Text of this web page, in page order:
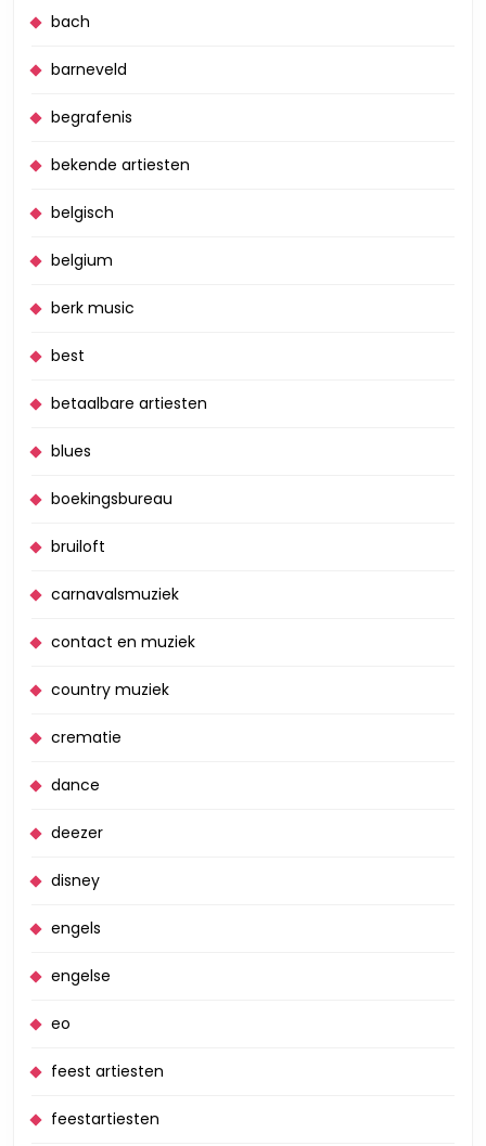
bach
barneveld
begrafenis
bekende artiesten
belgisch
belgium
berk music
best
betaalbare artiesten
blues
boekingsbureau
bruiloft
carnavalsmuziek
contact en muziek
country muziek
crematie
dance
deezer
disney
engels
engelse
eo
feest artiesten
feestartiesten